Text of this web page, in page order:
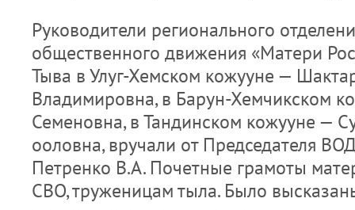
Руководители регионального
общественного движения «Матери
Тыва в Улуг-Хемском кожууне —
Владимировна, в Барун-Хемчикском
Семеновна, в Тандинском кожууне —
ооловна, вручали от Председателя
Петренко В.А. Почетные грамоты
СВО, труженицам тыла. Было